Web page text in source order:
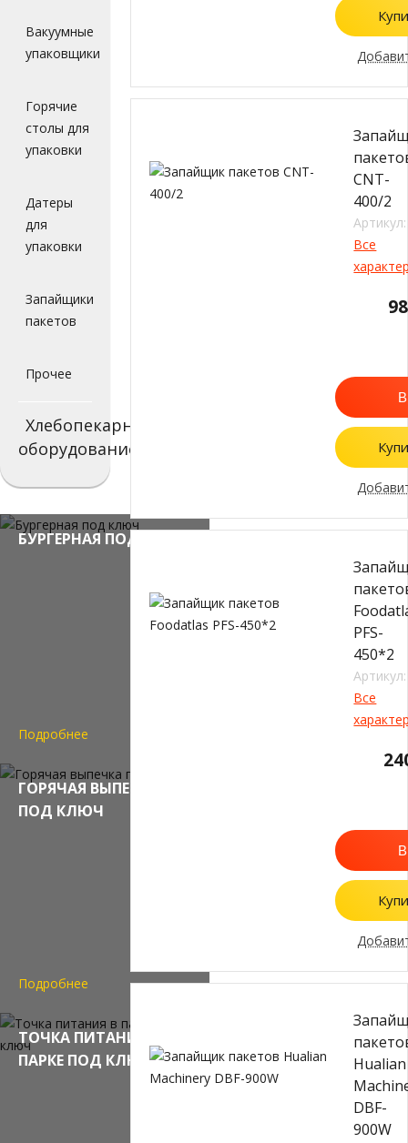
Вакуумные
упаковщики
Горячие
столы для
упаковки
Датеры
для
упаковки
Запайщики
пакетов
Прочее
Хлебопекарное
оборудование
БУРГЕРНАЯ ПОД КЛЮЧ
Подробнее
ГОРЯЧАЯ ВЫПЕЧКА
ПОД КЛЮЧ
Подробнее
ТОЧКА ПИТАНИЯ В
ПАРКЕ ПОД КЛЮЧ
CNT-
400/2
Артикул:
Все
PFS-
450*2
Артикул:
Все
Hualian
DBF-
900W